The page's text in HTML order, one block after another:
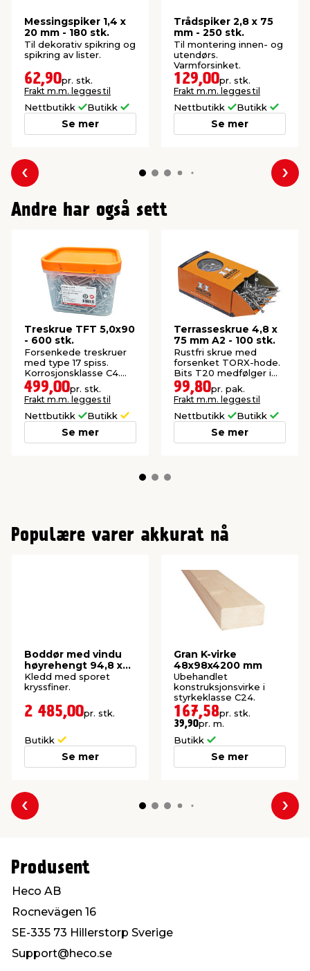
Messingspiker 1,4 x
20 mm - 180 stk.
Til dekorativ spikring og
spikring av lister.
62,90pr. stk.
Frakt m.m. legges til
Nettbutikk Butikk
Se mer
Trådspiker 2,8 x 75
mm - 250 stk.
Til montering innen- og
utendørs.
Varmforsinket.
129,00pr. stk.
Frakt m.m. legges til
Nettbutikk Butikk
Se mer
Forrige
Andre har også sett
Treskrue TFT 5,0x90
- 600 stk.
Forsenkede treskruer
med type 17 spiss.
Korrosjonsklasse C4.
Beregnet for tre og
plastmaterialer.
499,00pr. stk.
Frakt m.m. legges til
Nettbutikk Butikk
Se mer
Terrasseskrue 4,8 x
75 mm A2 - 100 stk.
Rustfri skrue med
forsenket TORX-hode.
Bits T20 medfølger i
pakken.
99,80pr. pak.
Frakt m.m. legges til
Nettbutikk Butikk
Se mer
Populære varer akkurat nå
Boddør med vindu
høyrehengt 94,8 x
205 cm
Kledd med sporet
kryssfiner.
2 485,00pr. stk.
Butikk
Se mer
Gran K-virke
48x98x4200 mm
Ubehandlet
konstruksjonsvirke i
styrkeklasse C24.
167,58pr. stk.
39,90pr. m.
Butikk
Se mer
Forrige
Produsent
Heco AB
Rocnevägen 16
SE-335 73 Hillerstorp Sverige
Support@heco.se